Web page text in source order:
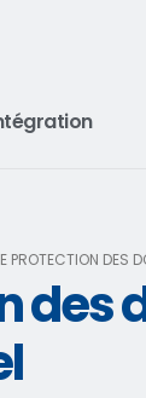
PROTECTION DES
des